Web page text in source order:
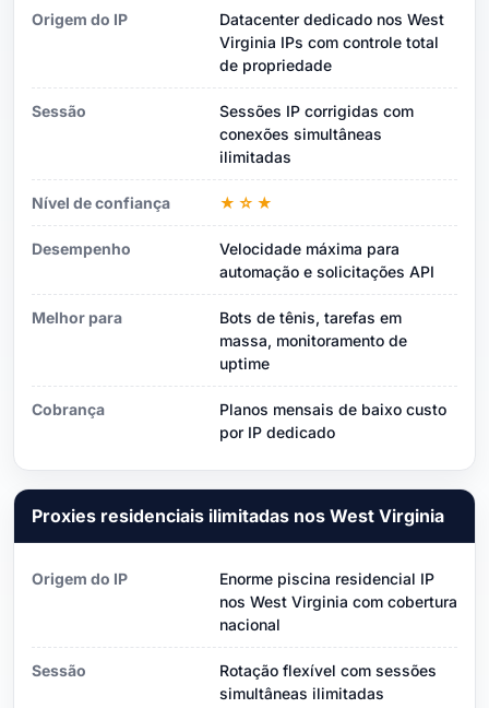
Origem do IP
Datacenter dedicado nos West
Virginia IPs com controle total
de propriedade
Sessão
Sessões IP corrigidas com
conexões simultâneas
ilimitadas
Nível de confiança ★☆★
Desempenho
Velocidade máxima para
automação e solicitações API
Melhor para
Bots de tênis, tarefas em
massa, monitoramento de
uptime
Cobrança
Planos mensais de baixo custo
por IP dedicado
Proxies residenciais ilimitadas nos West Virginia
Origem do IP
Enorme piscina residencial IP
nos West Virginia com cobertura
nacional
Sessão
Rotação flexível com sessões
simultâneas ilimitadas